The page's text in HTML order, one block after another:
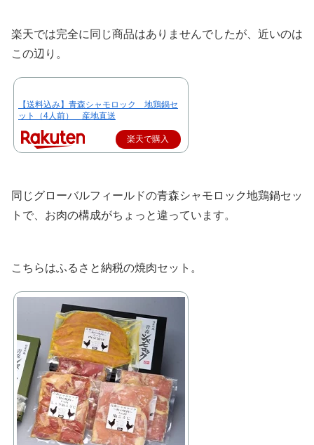
楽天では完全に同じ商品はありませんでしたが、近いのは
この辺り。
【送料込み】青森シャモロック 地鶏鍋セ
ット（4人前） 産地直送
楽天で購入
同じグローバルフィールドの青森シャモロック地鶏鍋セッ
トで、お肉の構成がちょっと違っています。
こちらはふるさと納税の焼肉セット。